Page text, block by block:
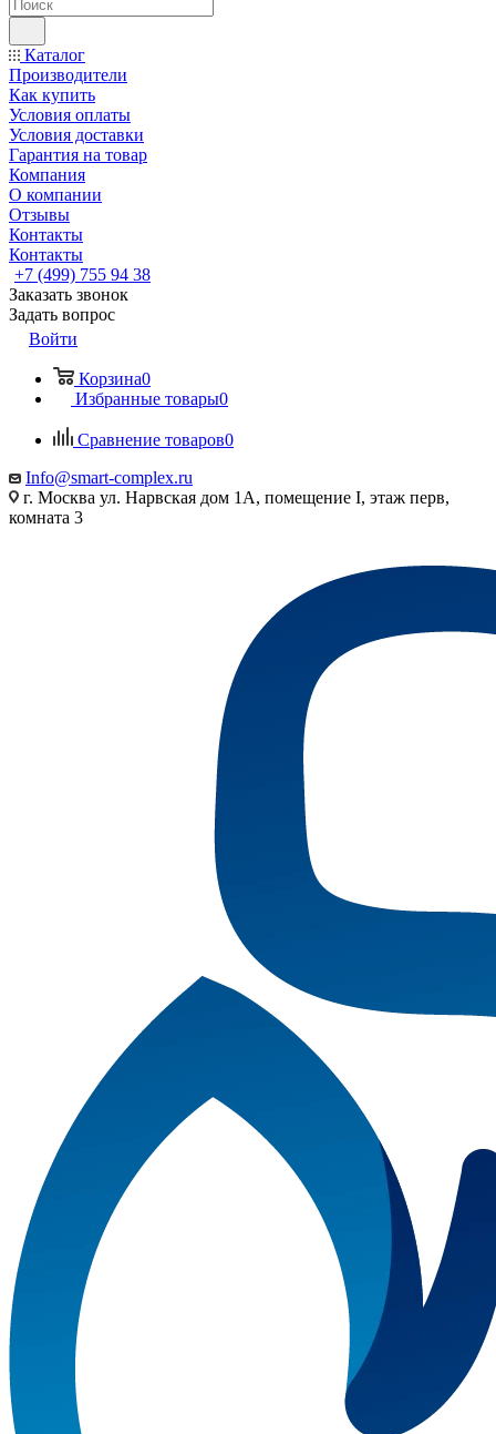
Каталог
Производители
Как купить
Условия оплаты
Условия доставки
Гарантия на товар
Компания
О компании
Отзывы
Контакты
Контакты
+7 (499) 755 94 38
Заказать звонок
Задать вопрос
Войти
Корзина0
Избранные товары0
Сравнение товаров0
Info@smart-complex.ru
г. Москва ул. Нарвская дом 1А, помещение I, этаж перв,
комната 3